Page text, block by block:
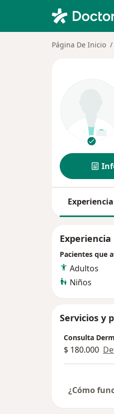
Página De Inicio
Experiencia
Experiencia
Pacientes que
Adultos
Niños
Servicios y
Consulta
$ 180.000
¿Cómo